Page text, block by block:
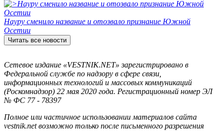
Науру сменило название и отозвало признание Южной
Осетии
Читать все новости
Сетевое издание «VESTNIK.NET» зарегистрировано в
Федеральной службе по надзору в сфере связи,
информационных технологий и массовых коммуникаций
(Роскомнадзор) 22 мая 2020 года. Регистрационный номер ЭЛ
№ ФС 77 - 78397
Полное или частичное использовании материалов сайта
vestnik.net возможно только после письменного разрешения